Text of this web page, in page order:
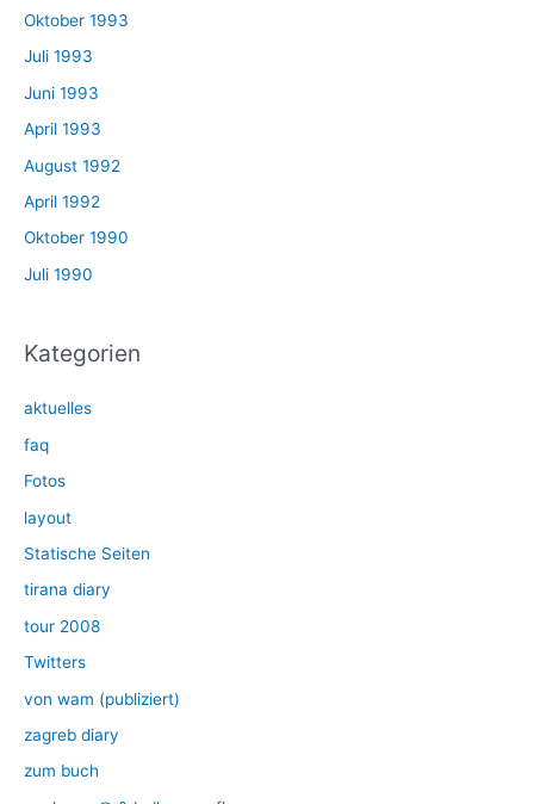
Oktober 1993
Juli 1993
Juni 1993
April 1993
August 1992
April 1992
Oktober 1990
Juli 1990
Kategorien
aktuelles
faq
Fotos
layout
Statische Seiten
tirana diary
tour 2008
Twitters
von wam (publiziert)
zagreb diary
zum buch